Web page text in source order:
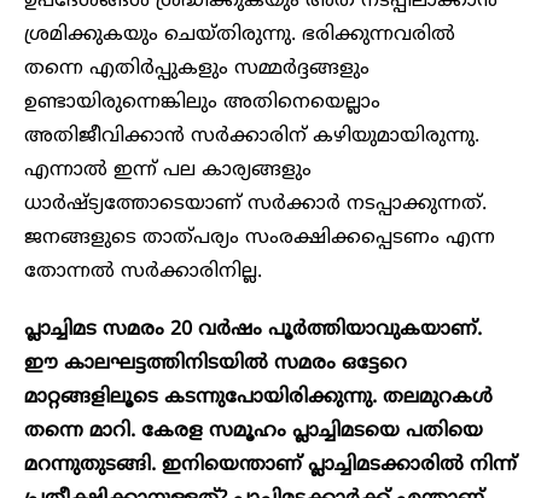
ശ്രമിക്കുകയും ചെയ്തിരുന്നു. ഭരിക്കുന്നവരില്‍
തന്നെ എതിര്‍പ്പുകളും സമ്മര്‍ദ്ദങ്ങളും
ഉണ്ടായിരുന്നെങ്കിലും അതിനെയെല്ലാം
അതിജീവിക്കാന്‍ സർക്കാരിന് കഴിയുമായിരുന്നു.
എന്നാല്‍ ഇന്ന് പല കാര്യങ്ങളും
ധാര്‍ഷ്ട്യത്തോടെയാണ് സര്‍ക്കാര്‍ നടപ്പാക്കുന്നത്.
ജനങ്ങളുടെ താത്പര്യം സംരക്ഷിക്കപ്പെടണം എന്ന
തോന്നല്‍ സര്‍ക്കാരിനില്ല.
പ്ലാച്ചിമട സമരം 20 വര്‍ഷം പൂര്‍ത്തിയാവുകയാണ്.
ഈ കാലഘട്ടത്തിനിടയിൽ സമരം ഒട്ടേറെ
മാറ്റങ്ങളിലൂടെ കടന്നുപോയിരിക്കുന്നു. തലമുറകള്‍
തന്നെ മാറി. കേരള സമൂഹം പ്ലാച്ചിമടയെ പതിയെ
മറന്നുതുടങ്ങി. ഇനിയെന്താണ് പ്ലാച്ചിമടക്കാരില്‍ നിന്ന്